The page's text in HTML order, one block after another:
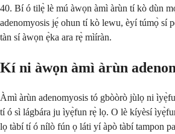
40. Bí ó tilẹ̀ lè mú àwọn àmì àrùn tí kò dùn
adenomyosis jẹ́ ohun tí kò lewu, èyí túmọ̀ sí
tàn sí àwọn ẹ̀ka ara rẹ̀ mìíràn.
Kí ni àwọn àmì àrùn
Àmì àrùn adenomyosis tó gbòòrò jùlọ ni
tí ó sì lágbára ju ìyẹ̀fun rẹ̀ lọ. O lè kíyèsí
lọ tàbí tí ó nílò fún ọ láti yí àpò tàbí tampon